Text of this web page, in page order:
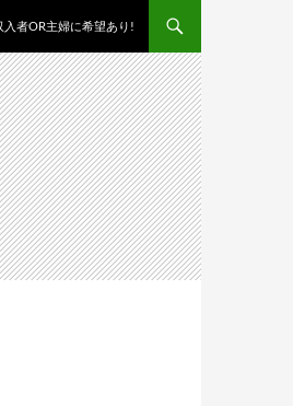
者OR主婦に希望あり!